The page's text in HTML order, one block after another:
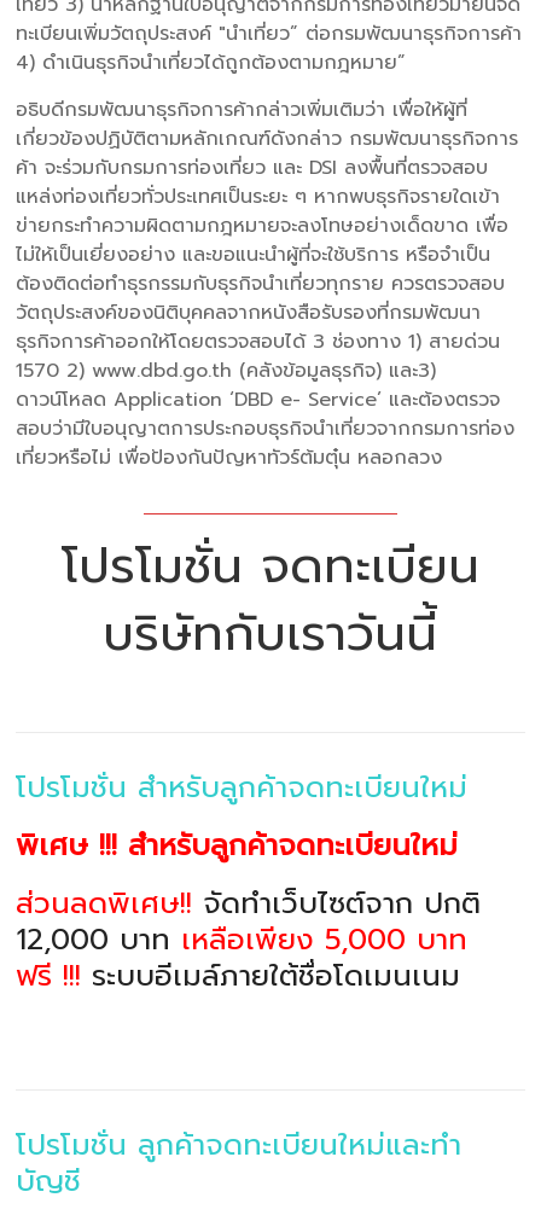
ทะเบียนเพิ่มวัตถุประสงค์ "นำเที่ยว” ต่อกรมพัฒนาธุรกิจการค้า
4) ดำเนินธุรกิจนำเที่ยวได้ถูกต้องตามกฎหมาย”
อธิบดีกรมพัฒนาธุรกิจการค้ากล่าวเพิ่มเติมว่า เพื่อให้ผู้ที่
เกี่ยวข้องปฏิบัติตามหลักเกณฑ์ดังกล่าว กรมพัฒนาธุรกิจการ
ค้า จะร่วมกับกรมการท่องเที่ยว และ DSI ลงพื้นที่ตรวจสอบ
แหล่งท่องเที่ยวทั่วประเทศเป็นระยะ ๆ หากพบธุรกิจรายใดเข้า
ข่ายกระทำความผิดตามกฎหมายจะลงโทษอย่างเด็ดขาด เพื่อ
ไม่ให้เป็นเยี่ยงอย่าง และขอแนะนำผู้ที่จะใช้บริการ หรือจำเป็น
ต้องติดต่อทำธุรกรรมกับธุรกิจนำเที่ยวทุกราย ควรตรวจสอบ
วัตถุประสงค์ของนิติบุคคลจากหนังสือรับรองที่กรมพัฒนา
ธุรกิจการค้าออกให้โดยตรวจสอบได้ 3 ช่องทาง 1) สายด่วน
1570 2) www.dbd.go.th (คลังข้อมูลธุรกิจ) และ3)
ดาวน์โหลด Application ‘DBD e- Service’ และต้องตรวจ
สอบว่ามีใบอนุญาตการประกอบธุรกิจนำเที่ยวจากกรมการท่อง
เที่ยวหรือไม่ เพื่อป้องกันปัญหาทัวร์ต้มตุ๋น หลอกลวง
โปรโมชั่น จดทะเบียน
บริษัทกับเราวันนี้
โปรโมชั่น สำหรับลูกค้าจดทะเบียนใหม่
พิเศษ !!! สำหรับลูกค้าจดทะเบียนใหม่
ส่วนลดพิเศษ!! จัดทำเว็บไซต์จาก ปกติ
12,000 บาท เหลือเพียง 5,000 บาท
ฟรี !!! ระบบอีเมล์ภายใต้ชื่อโดเมนเนม
โปรโมชั่น ลูกค้าจดทะเบียนใหม่และทำ
บัญชี